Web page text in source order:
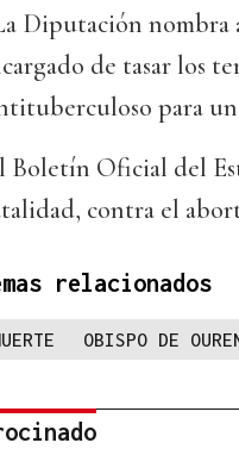
Diputación nombra
de tasar los
para
Boletín Oficial del
contra el
relacionados
OBISPO DE